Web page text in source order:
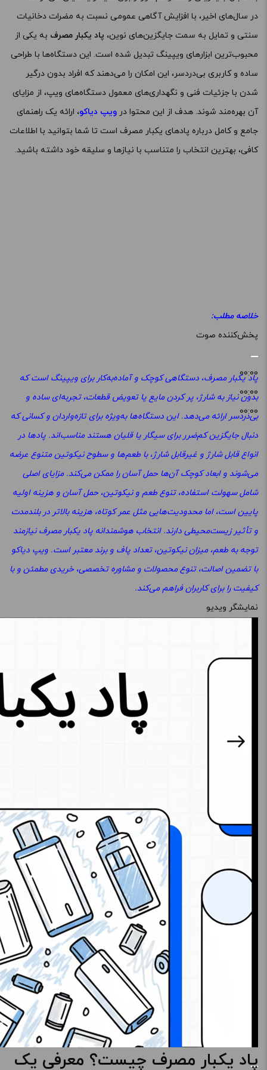
افزودن به سبد خرید
کپی
در سال‌های اخیر، با افزایش آگاهی عمومی نسبت به مضرات دخانیات
سنتی و تمایل به سمت جایگزین‌های نوین، پاد یکبار مصرف به یکی از
محبوب‌ترین ابزارهای ویپینگ تبدیل شده است. این دستگاه‌ها با طراحی
ساده و کاربری بی‌دردسر، این امکان را می‌دهند که افراد بدون درگیر
شدن با جزئیات فنی و نگهداری‌های معمول دستگاه‌های ویپ، از مزایای
آن بهره‌مند شوند. هدف از این محتوا در ویپ دیاکو، ارائه یک راهنمای
جامع و کامل درباره پادهای یکبار مصرف است تا شما بتوانید با اطلاعات
کافی، بهترین انتخاب را متناسب با نیازها و سلیقه خود داشته باشید.
خلاصه مطلب:
پخش‌کننده صوت
00:00
00:00
00:00
پاد یکبار مصرف، دستگاهی کوچک و آماده‌به‌کار برای ویپینگ است که
بدون نیاز به شارژ، پر کردن مایع یا تعویض قطعات، تجربه‌ای ساده و
بی‌دردسر ارائه می‌دهد. این دستگاه‌ها به‌ویژه برای تازه‌واردان و کسانی که
دنبال جایگزین کم‌ضرر برای سیگار یا قلیان هستند مناسب‌اند. پادها در
انواع قابل شارژ و غیرقابل شارژ، با طعم‌ها و سطوح نیکوتین متنوع عرضه
می‌شوند و ابعاد کوچک آن‌ها حمل آسان را ممکن می‌کند. مزایای اصلی
شامل سهولت استفاده، تنوع طعم و نیکوتین، حمل آسان و هزینه اولیه
پایین است، اما محدودیت‌هایی مثل عمر کوتاه، هزینه بالاتر در بلندمدت
و تأثیر زیست‌محیطی دارند. انتخاب هوشمندانه پاد یکبار مصرف نیازمند
توجه به طعم، میزان نیکوتین، تعداد پاف و برند معتبر است. ویپ دیاکو
با تضمین اصالت، تنوع محصولات و مشاوره تخصصی، خریدی مطمئن و با
کیفیت را برای کاربران فراهم می‌کند.
نمایشگر ویدیو
پاد یکبار مصرف چیست؟ معرفی یک